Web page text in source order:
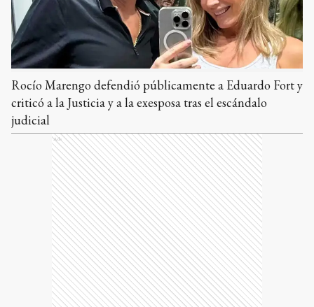
Rocío Marengo defendió públicamente a Eduardo Fort y
criticó a la Justicia y a la exesposa tras el escándalo
judicial
Ads